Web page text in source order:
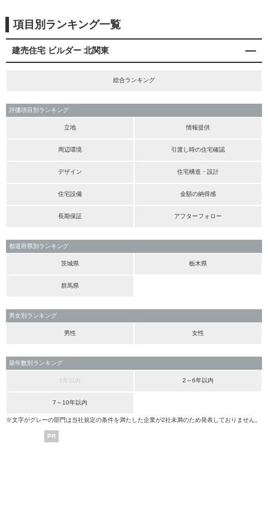
項目別ランキング一覧
建売住宅 ビルダー 北関東
総合ランキング
評価項目別ランキング
立地 情報提供
周辺環境 引渡し時の住宅確認
デザイン 住宅構造・設計
住宅設備 金額の納得感
長期保証 アフターフォロー
都道府県別ランキング
茨城県 栃木県
群馬県
男女別ランキング
男性 女性
築年数別ランキング
1年以内 2～6年以内
7～10年以内
※文字がグレーの部門は当社規定の条件を満たした企業が2社未満のため発表しておりません。
PR